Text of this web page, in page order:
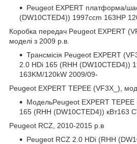
Peugeot EXPERT платформа/
(DW10CTED4)) 1997ccm 163HP
Коробка передач Peugeot EXPERT
моделі з 2009 р.в.
Трансмісія Peugeot EXPERT
2.0 HDi 165 (RHH (DW10CTED4))
163KM/120kW 2009/09-
Peugeot EXPERT TEPEE (VF3X_),
МодельPeugeot EXPERT
165 (RHH (DW10CTED4)) кВт163
Peugeot RCZ, 2010-2015 р.в
Peugeot RCZ 2.0 HDi (RHH